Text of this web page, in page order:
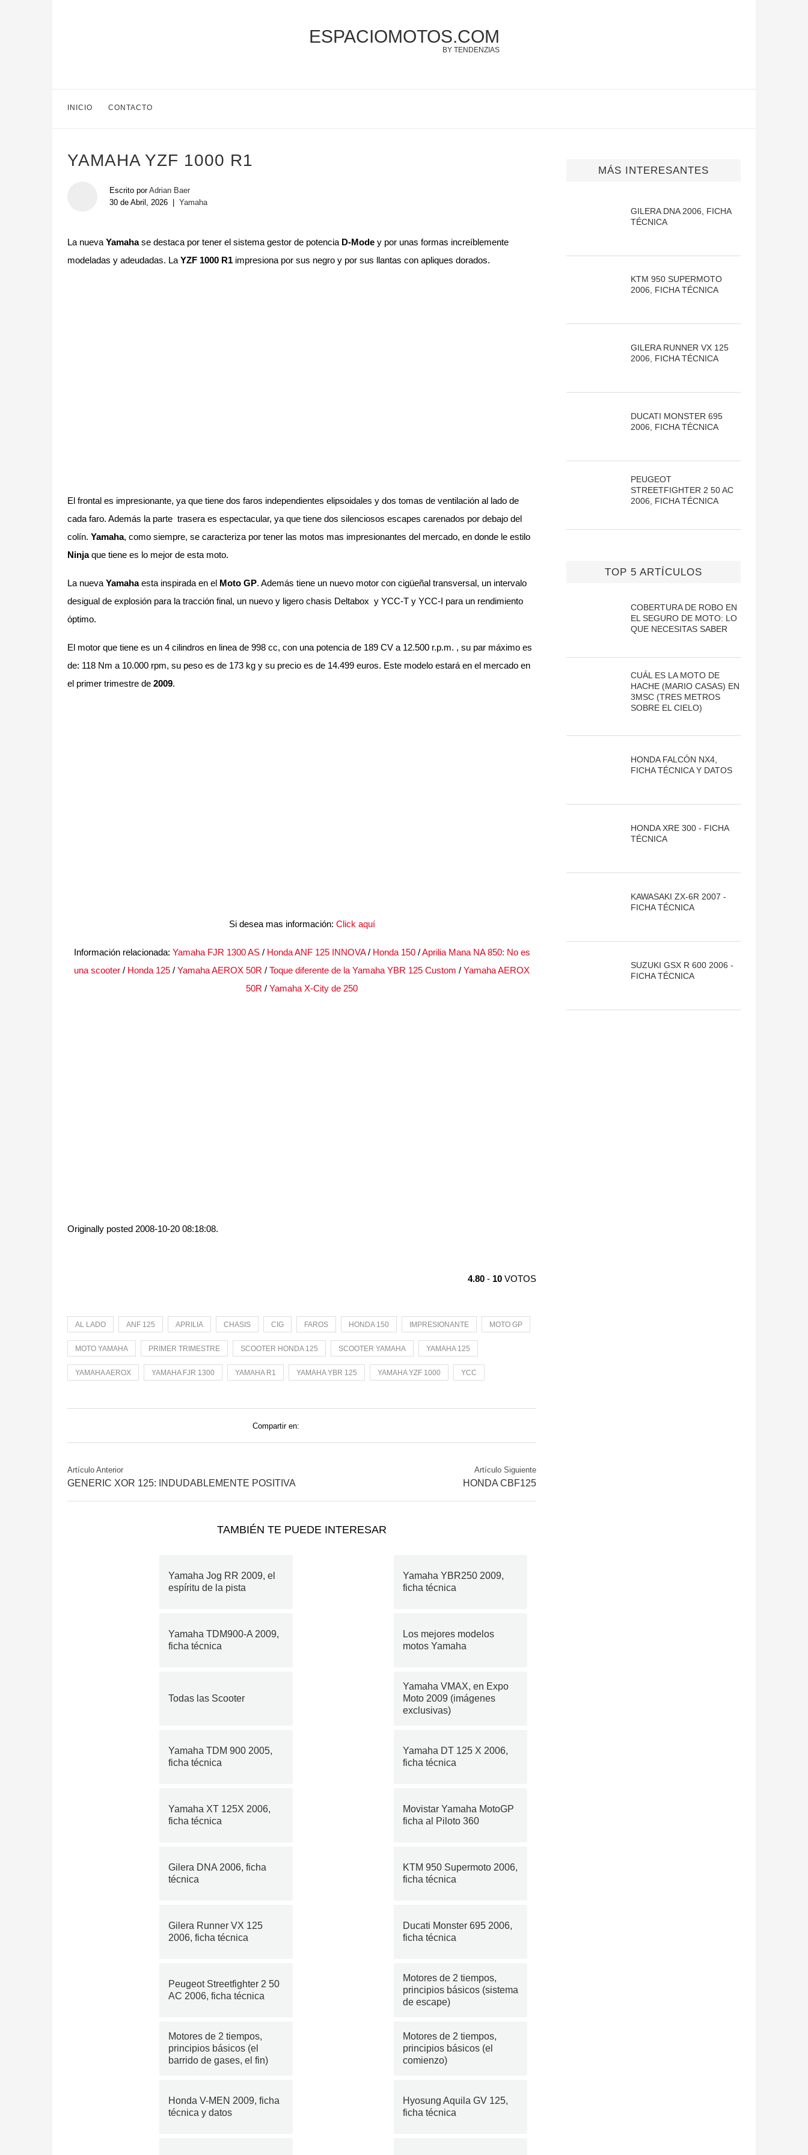
ESPACIOMOTOS.COM
BY TENDENZIAS
INICIO CONTACTO
YAMAHA YZF 1000 R1
Escrito porAdrian Baer
30 de Abril, 2026
Yamaha
La nueva Yamahase destaca por tener el sistema gestor de potencia D-Mode y por unas formas increíblemente
modeladas y adeudadas. La YZF 1000 R1 impresiona por sus negro y por sus llantas con apliques dorados.
El frontal es impresionante, ya que tiene dos faros independientes elipsoidales y dos tomas de ventilación al lado de
cada faro. Además la parte trasera es espectacular, ya que tiene dos silenciosos escapes carenados por debajo del
colín. Yamaha, como siempre, se caracteriza por tener las motos mas impresionantes del mercado, en donde le estilo
Ninjaque tiene es lo mejor de esta moto.
La nueva Yamahaesta inspirada en el Moto GP. Además tiene un nuevo motor con cigüeñal transversal, un intervalo
desigual de explosión para la tracción final, un nuevo y ligero chasis Deltabox y YCC-T y YCC-I para un rendimiento
óptimo.
El motor que tiene es un 4 cilindros en linea de 998 cc, con una potencia de 189 CV a 12.500 r.p.m. , su par máximo es
de: 118 Nm a 10.000 rpm, su peso es de 173 kg y su precio es de 14.499 euros. Este modelo estará en el mercado en
el primer trimestre de 2009.
Si desea mas información: Click aquí
Información relacionada: Yamaha FJR 1300 AS/ Honda ANF 125 INNOVA/ Honda 150/Aprilia Mana NA 850: No es
una scooter / Honda 125 / Yamaha AEROX 50R / Toque diferente de la Yamaha YBR 125 Custom / Yamaha AEROX
50R / Yamaha X-City de 250
Originally posted 2008-10-20 08:18:08.
4.80 - 10 VOTOS
AL LADO ANF 125 APRILIA CHASIS CIG FAROS HONDA 150 IMPRESIONANTE MOTO GP
MOTO YAMAHA PRIMER TRIMESTRE SCOOTER HONDA 125 SCOOTER YAMAHA YAMAHA 125
YAMAHA AEROX YAMAHA FJR 1300 YAMAHA R1 YAMAHA YBR 125 YAMAHA YZF 1000 YCC
Compartir en:
Artículo Anterior
GENERIC XOR 125: INDUDABLEMENTE POSITIVA
Artículo Siguiente
HONDA CBF125
TAMBIÉN TE PUEDE INTERESAR
Yamaha Jog RR 2009, el
espíritu de la pista
Yamaha YBR250 2009,
ficha técnica
Yamaha TDM900-A 2009,
ficha técnica
Los mejores modelos
motos Yamaha
Todas las Scooter
Yamaha VMAX, en Expo
Moto 2009 (imágenes
exclusivas)
Yamaha TDM 900 2005,
ficha técnica
Yamaha DT 125 X 2006,
ficha técnica
Yamaha XT 125X 2006,
ficha técnica
Movistar Yamaha MotoGP
ficha al Piloto 360
Gilera DNA 2006, ficha
técnica
KTM 950 Supermoto 2006,
ficha técnica
Gilera Runner VX 125
2006, ficha técnica
Ducati Monster 695 2006,
ficha técnica
Peugeot Streetfighter 2 50
AC 2006, ficha técnica
Motores de 2 tiempos,
principios básicos (sistema
de escape)
Motores de 2 tiempos,
principios básicos (el
barrido de gases, el fin)
Motores de 2 tiempos,
principios básicos (el
comienzo)
Honda V-MEN 2009, ficha
técnica y datos
Hyosung Aquila GV 125,
ficha técnica
MÁS INTERESANTES
GILERA DNA 2006, FICHA
TÉCNICA
KTM 950 SUPERMOTO
2006, FICHA TÉCNICA
GILERA RUNNER VX 125
2006, FICHA TÉCNICA
DUCATI MONSTER 695
2006, FICHA TÉCNICA
PEUGEOT
STREETFIGHTER 2 50 AC
2006, FICHA TÉCNICA
TOP 5 ARTÍCULOS
COBERTURA DE ROBO EN
EL SEGURO DE MOTO: LO
QUE NECESITAS SABER
CUÁL ES LA MOTO DE
HACHE (MARIO CASAS) EN
3MSC (TRES METROS
SOBRE EL CIELO)
HONDA FALCÓN NX4,
FICHA TÉCNICA Y DATOS
HONDA XRE 300 - FICHA
TÉCNICA
KAWASAKI ZX-6R 2007 -
FICHA TÉCNICA
SUZUKI GSX R 600 2006 -
FICHA TÉCNICA